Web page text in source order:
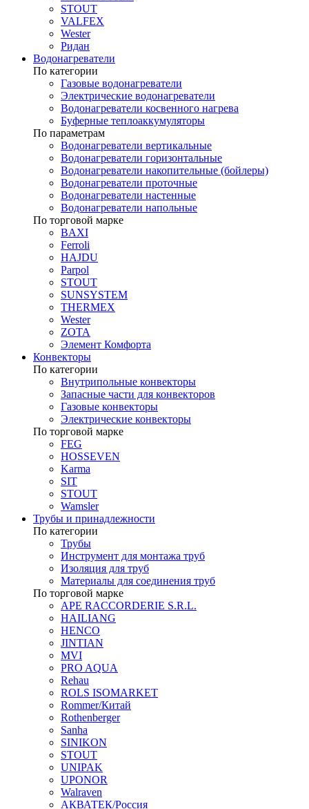
STOUT
VALFEX
Wester
Ридан
Водонагреватели
По категории
Газовые водонагреватели
Электрические водонагреватели
Водонагреватели косвенного нагрева
Буферные теплоаккумуляторы
По параметрам
Водонагреватели вертикальные
Водонагреватели горизонтальные
Водонагреватели накопительные (бойлеры)
Водонагреватели проточные
Водонагреватели настенные
Водонагреватели напольные
По торговой марке
BAXI
Ferroli
HAJDU
Parpol
STOUT
SUNSYSTEM
THERMEX
Wester
ZOTA
Элемент Комфорта
Конвекторы
По категории
Внутрипольные конвекторы
Запасные части для конвекторов
Газовые конвекторы
Электрические конвекторы
По торговой марке
FEG
HOSSEVEN
Karma
SIT
STOUT
Wamsler
Трубы и принадлежности
По категории
Трубы
Инструмент для монтажа труб
Изоляция для труб
Материалы для соединения труб
По торговой марке
APE RACCORDERIE S.R.L.
HAILIANG
HENCO
JINTIAN
MVI
PRO AQUA
Rehau
ROLS ISOMARKET
Rommer/Китай
Rothenberger
Sanha
SINIKON
STOUT
UNIPAK
UPONOR
Walraven
АКВАТЕК/Россия